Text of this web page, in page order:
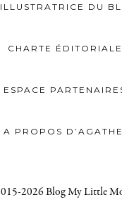
DU
CHARTE ÉDITORIALE
ESPACE
A PROPOS
2026 Blog My Little